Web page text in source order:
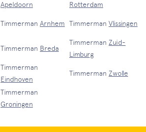
Apeldoorn
Rotterdam
Timmerman Arnhem Timmerman Vlissingen
Timmerman Breda
Timmerman Zuid-
Limburg
Timmerman
Eindhoven
Timmerman Zwolle
Timmerman
Groningen